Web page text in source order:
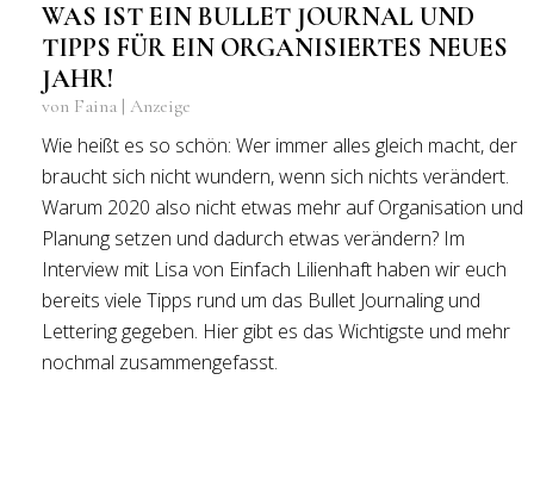
WAS IST EIN BULLET JOURNAL UND
TIPPS FÜR EIN ORGANISIERTES NEUES
JAHR!
von Faina | Anzeige
Wie heißt es so schön: Wer immer alles gleich macht, der
braucht sich nicht wundern, wenn sich nichts verändert.
Warum 2020 also nicht etwas mehr auf Organisation und
Planung setzen und dadurch etwas verändern? Im
Interview mit Lisa von Einfach Lilienhaft haben wir euch
bereits viele Tipps rund um das Bullet Journaling und
Lettering gegeben. Hier gibt es das Wichtigste und mehr
nochmal zusammengefasst.